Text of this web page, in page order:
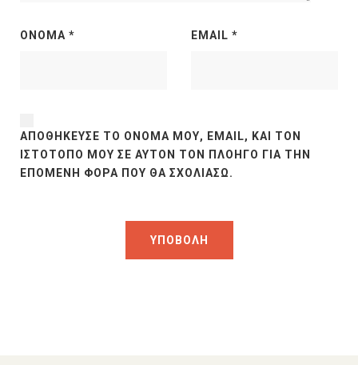
ΌΝΟΜΑ * EMAIL *
ΑΠΟΘΉΚΕΥΣΕ ΤΟ ΌΝΟΜΆ ΜΟΥ, EMAIL, ΚΑΙ ΤΟΝ
ΙΣΤΌΤΟΠΟ ΜΟΥ ΣΕ ΑΥΤΌΝ ΤΟΝ ΠΛΟΗΓΌ ΓΙΑ ΤΗΝ
ΕΠΌΜΕΝΗ ΦΟΡΆ ΠΟΥ ΘΑ ΣΧΟΛΙΆΣΩ.